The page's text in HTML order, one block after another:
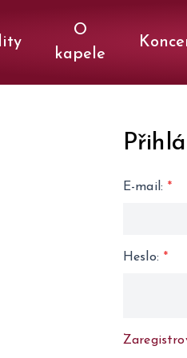
O
kapele
E-mail : *
Heslo: *